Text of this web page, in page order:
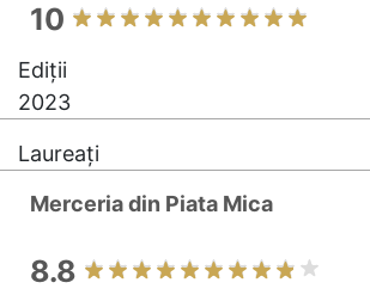
10
Ediții
2023
Laureați
Merceria din Piata Mica
8.8